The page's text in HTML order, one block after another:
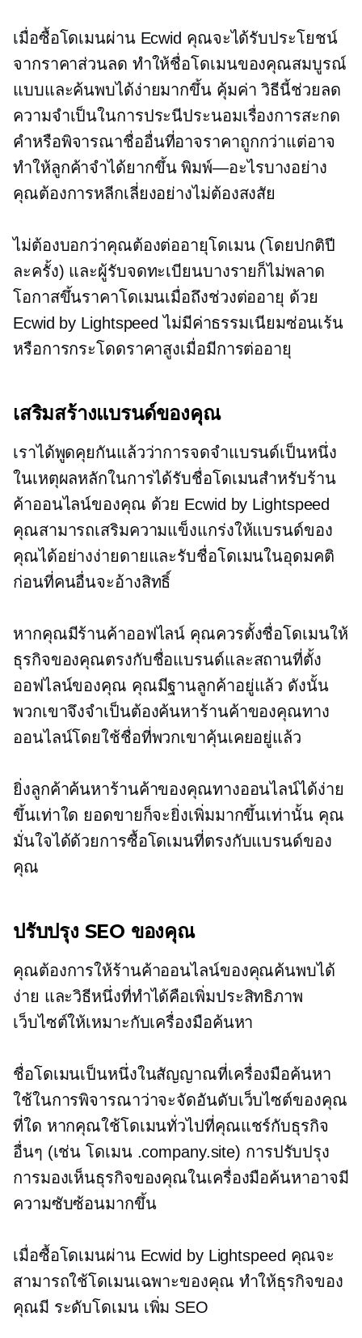
เมื่อซื้อโดเมนผ่าน Ecwid คุณจะได้รับประโยชน์
จากราคาส่วนลด ทำให้ชื่อโดเมนของคุณสมบูรณ์
แบบและค้นพบได้ง่ายมากขึ้น คุ้มค่า วิธีนี้ช่วยลด
ความจำเป็นในการประนีประนอมเรื่องการสะกด
คำหรือพิจารณาชื่ออื่นที่อาจราคาถูกกว่าแต่อาจ
ทำให้ลูกค้าจำได้ยากขึ้นพิมพ์—อะไรบางอย่าง
คุณต้องการหลีกเลี่ยงอย่างไม่ต้องสงสัย
ไม่ต้องบอกว่าคุณต้องต่ออายุโดเมน (โดยปกติปี
ละครั้ง) และผู้รับจดทะเบียนบางรายก็ไม่พลาด
โอกาสขึ้นราคาโดเมนเมื่อถึงช่วงต่ออายุ ด้วย
Ecwid by Lightspeed ไม่มีค่าธรรมเนียมซ่อนเร้น
หรือการกระโดดราคาสูงเมื่อมีการต่ออายุ
เสริมสร้างแบรนด์ของคุณ
เราได้พูดคุยกันแล้วว่าการจดจำแบรนด์เป็นหนึ่ง
ในเหตุผลหลักในการได้รับชื่อโดเมนสำหรับร้าน
ค้าออนไลน์ของคุณ ด้วย Ecwid by Lightspeed
คุณสามารถเสริมความแข็งแกร่งให้แบรนด์ของ
คุณได้อย่างง่ายดายและรับชื่อโดเมนในอุดมคติ
ก่อนที่คนอื่นจะอ้างสิทธิ์
หากคุณมีร้านค้าออฟไลน์ คุณควรตั้งชื่อโดเมนให้
ธุรกิจของคุณตรงกับชื่อแบรนด์และสถานที่ตั้ง
ออฟไลน์ของคุณ คุณมีฐานลูกค้าอยู่แล้ว ดังนั้น
พวกเขาจึงจำเป็นต้องค้นหาร้านค้าของคุณทาง
ออนไลน์โดยใช้ชื่อที่พวกเขาคุ้นเคยอยู่แล้ว
ยิ่งลูกค้าค้นหาร้านค้าของคุณทางออนไลน์ได้ง่าย
ขึ้นเท่าใด ยอดขายก็จะยิ่งเพิ่มมากขึ้นเท่านั้น คุณ
มั่นใจได้ด้วยการซื้อโดเมนที่ตรงกับแบรนด์ของ
คุณ
ปรับปรุง SEO ของคุณ
คุณต้องการให้ร้านค้าออนไลน์ของคุณค้นพบได้
ง่าย และวิธีหนึ่งที่ทำได้คือเพิ่มประสิทธิภาพ
เว็บไซต์ให้เหมาะกับเครื่องมือค้นหา
ชื่อโดเมนเป็นหนึ่งในสัญญาณที่เครื่องมือค้นหา
ใช้ในการพิจารณาว่าจะจัดอันดับเว็บไซต์ของคุณ
ที่ใด หากคุณใช้โดเมนทั่วไปที่คุณแชร์กับธุรกิจ
อื่นๆ (เช่น โดเมน .company.site) การปรับปรุง
การมองเห็นธุรกิจของคุณในเครื่องมือค้นหาอาจมี
ความซับซ้อนมากขึ้น
เมื่อซื้อโดเมนผ่าน Ecwid by Lightspeed คุณจะ
สามารถใช้โดเมนเฉพาะของคุณ ทำให้ธุรกิจของ
คุณมี ระดับโดเมนเพิ่ม SEO